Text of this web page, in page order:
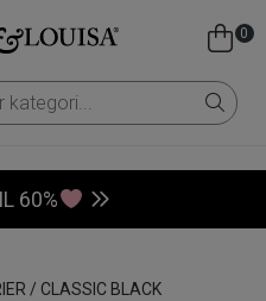
0
60%
/ CLASSIC BLACK